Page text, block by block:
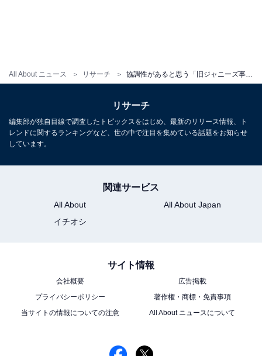
All About ニュース リサーチ
この記事の筆者：柿崎 真英 プロフィール
2019年よりフリーランスライター・エディターとして活
動。月刊誌やニュースサイト編集者としてのバックグラ
ウンドを持つ。現在はローカルメディアでの活動を中心
に、エンタメ・トレンド記事なども執筆。
リサーチ
編集部が独自目線で調査したトピックスをはじめ、最新のリリース情報、ト
レンドに関するランキングなど、世の中で注目を集めている話題をお知らせ
しています。
関連サービス
All About
All About Japan
イチオシ
サイト情報
会社概要
広告掲載
プライバシーポリシー
著作権・商標・免責事項
当サイトの情報についての注意
All About ニュースについて